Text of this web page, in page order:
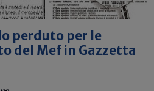
perduto per le
del Mef in Gazzetta